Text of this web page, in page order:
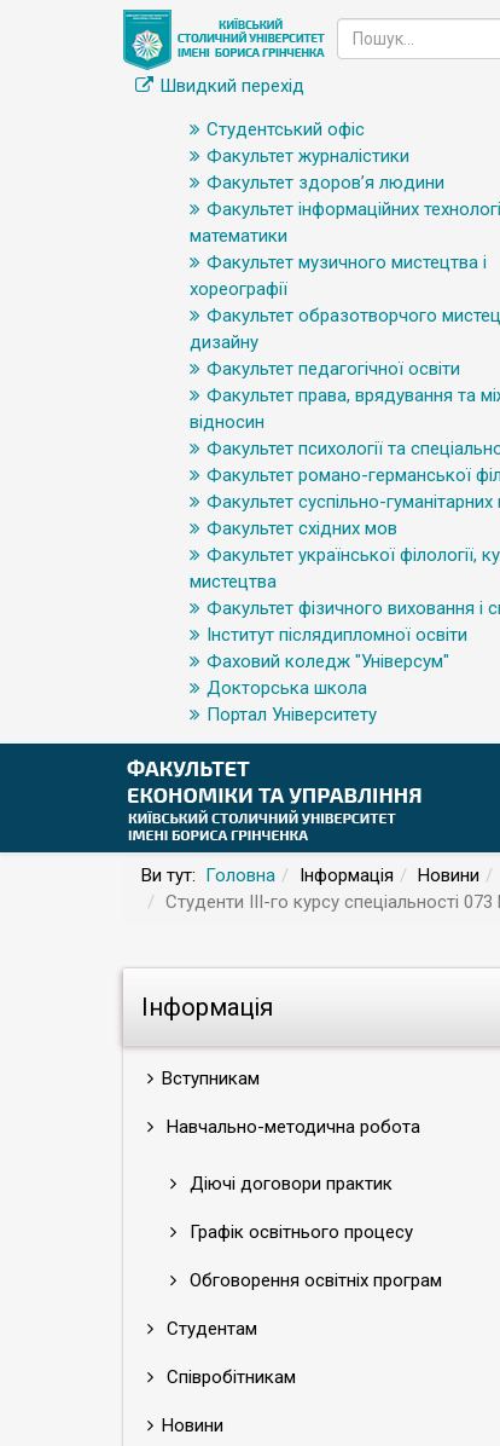
Швидкий перехід
Студентський офіс
Факультет журналістики
Факультет здоров’я людини
Факультет інформаційних
математики
Факультет музичного мистецтва і
хореографії
Факультет образотворчого
дизайну
Факультет педагогічної освіти
Факультет права, врядування та
відносин
Факультет психології та
Факультет романо-германської
Факультет суспільно-гуманітарних
Факультет східних мов
Факультет української філології,
мистецтва
Факультет фізичного виховання і
Інститут післядипломної освіти
Фаховий коледж "Універсум"
Докторська школа
Портал Університету
Ви тут: Головна Інформація Новини
Студенти ІІІ-го курсу спеціальності
Інформація
Вступникам
Навчально-методична робота
Діючі договори практик
Графік освітнього процесу
Обговорення освітніх програм
Студентам
Співробітникам
Новини